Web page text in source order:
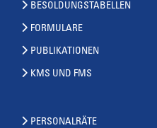
BESOLDUNGSTABELLEN
FORMULARE
PUBLIKATIONEN
KMS UND FMS
PERSONALRÄTE